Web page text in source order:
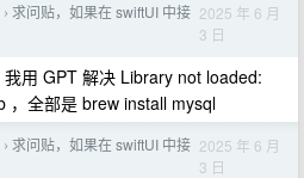
› 求问贴，如果在 swiftUI 中接 2025 年 6 月
3 日
我用 GPT 解决 Library not loaded:
，全部是 brew install mysql
› 求问贴，如果在 swiftUI 中接 2025 年 6 月
3 日